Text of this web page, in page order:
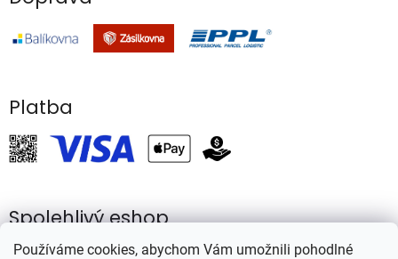
Používáme cookies, abychom Vám umožnili pohodlné
Platba
Spolehlivý eshop